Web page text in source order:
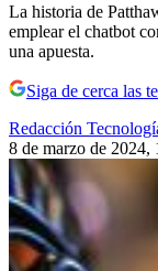
La historia de
emplear el chatbot
una apuesta.
Siga de cerca las
Redacción
8 de marzo de 2024,